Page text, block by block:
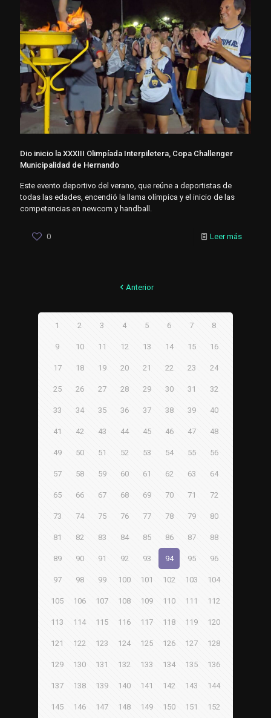
Dio inicio la XXXIII Olimpíada Interpiletera, Copa Challenger
Municipalidad de Hernando
Este evento deportivo del verano, que reúne a deportistas de
todas las edades, encendió la llama olímpica y el inicio de las
competencias en newcom y handball.
0 Leer más
Anterior
1 2 3 4 5 6 7 8
9 10 11 12 13 14 15 16
17 18 19 20 21 22 23 24
25 26 27 28 29 30 31 32
33 34 35 36 37 38 39 40
41 42 43 44 45 46 47 48
49 50 51 52 53 54 55 56
57 58 59 60 61 62 63 64
65 66 67 68 69 70 71 72
73 74 75 76 77 78 79 80
81 82 83 84 85 86 87 88
89 90 91 92 93 94 95 96
97 98 99 100 101 102 103 104
105 106 107 108 109 110 111 112
113 114 115 116 117 118 119 120
121 122 123 124 125 126 127 128
129 130 131 132 133 134 135 136
137 138 139 140 141 142 143 144
145 146 147 148 149 150 151 152